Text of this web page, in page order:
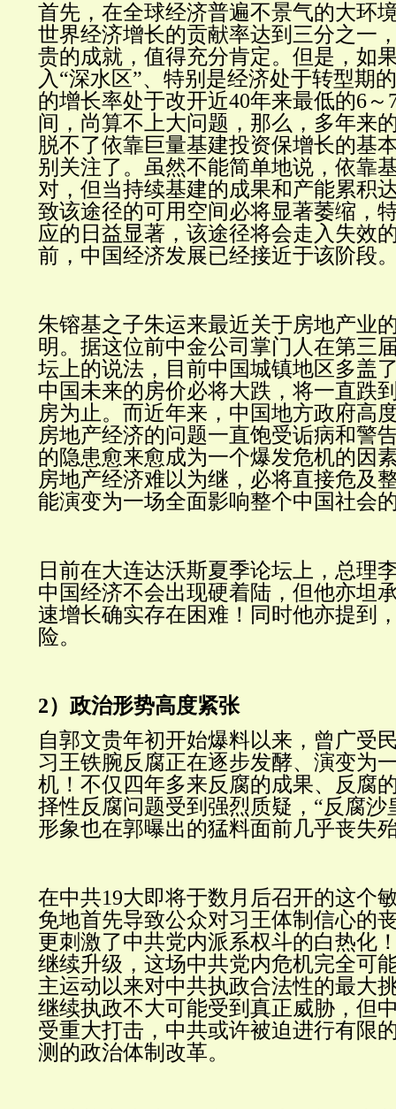
首先，在全球经济普遍不景气的大环
世界经济增长的贡献率达到三分之一
贵的成就，值得充分肯定。但是，如
入“深水区”、特别是经济处于转型期
的增长率处于改开近40年来最低的6～
间，尚算不上大问题，那么，多年来
脱不了依靠巨量基建投资保增长的基
别关注了。虽然不能简单地说，依靠
对，但当持续基建的成果和产能累积
致该途径的可用空间必将显著萎缩，
应的日益显著，该途径将会走入失效
前，中国经济发展已经接近于该阶段
朱镕基之子朱运来最近关于房地产业
明。据这位前中金公司掌门人在第三
坛 上的说法，目前中国城镇地区多盖
中国未来的房价必将大跌，将一直跌
房为止。而近年来，中国地方政府高
房地产经济的问题一直饱受诟病和警
的隐患愈来愈成为一个爆发危机的因
房地产经济难以为继，必将直接危及
能演变为一场全面影响整个中国社会
日前在大连达沃斯夏季论坛上，总理
中国经济不会出现硬着陆，但他亦坦
速增长确实存在困难！同时他亦提到
险。
2）政治形势高度紧张
自郭文贵年初开始爆料以来，曾广受
习王铁腕反腐正在逐步发酵、演变为
机！不仅四年多来反腐的成果、反腐
择性反腐问题受到强烈质疑，“反腐沙
形象也在郭曝出的猛料面前几乎丧失
在中共19大即将于数月后召开的这个
免地首先导致公众对习王体制信心的
更刺激了中共党内派系权斗的白热化
继续升级，这场中共党内危机完全可
主运动以来对中共执政合法性的最大
继续执政不大可能受到真正威胁，但
受重大打击，中共或许被迫进行有限
测的政治体制改革。